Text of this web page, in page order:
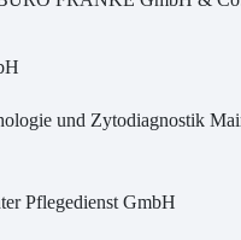
und Zytodiagnostik
Pflegedienst GmbH